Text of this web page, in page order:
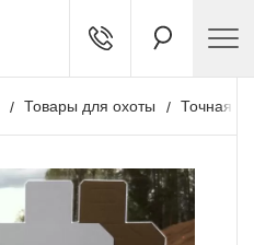
Товары для охоты Точная